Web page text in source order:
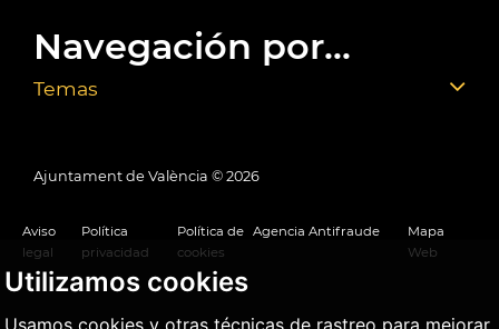
Utilizamos cookies
Usamos cookies y otras técnicas de rastreo para mejorar
Navegación por...
Temas
Ajuntament de València © 2026
Aviso
legal
Política
privacidad
Política de
cookies
Agencia Antifraude
Mapa
Web